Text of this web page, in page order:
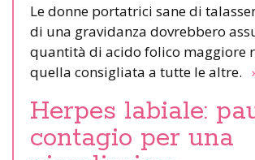
Le donne portatrici sane di
di una gravidanza dovrebbero
quantità di acido folico maggiore
quella consigliata a tutte le altre.
Herpes labiale:
contagio per una